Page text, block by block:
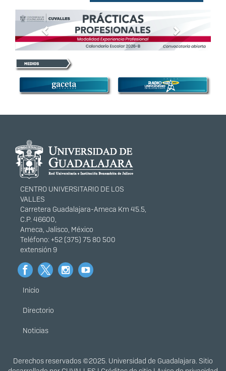
Anterior
Información del
portal
CENTRO UNIVERSITARIO DE LOS
VALLES
Carretera Guadalajara-Ameca Km 45.5,
C.P. 46600,
Ameca, Jalisco, México
Teléfono: +52 (375) 75 80 500
extensión 9
Menú
principal
Inicio
Directorio
Noticias
Derechos
Derechos reservados ©2025. Universidad de Guadalajara. Sitio